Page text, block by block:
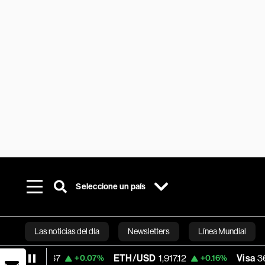
Seleccione un país
Las noticias del día Newsletters Línea Mundial
Bloomberg
ETH/USD 1,917.12 +0.16% Visa 362.50 -